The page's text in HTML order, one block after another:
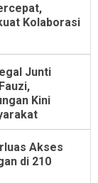
Kolaborasi
Junti
Kini
Akses
di 210